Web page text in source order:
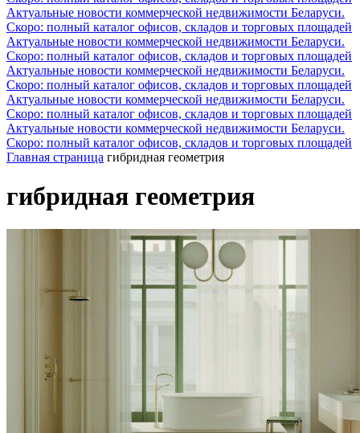
Актуальные новости коммерческой недвижимости Беларуси.
Скоро: полный каталог офисов, складов и торговых площадей
Актуальные новости коммерческой недвижимости Беларуси.
Скоро: полный каталог офисов, складов и торговых площадей
Актуальные новости коммерческой недвижимости Беларуси.
Скоро: полный каталог офисов, складов и торговых площадей
Актуальные новости коммерческой недвижимости Беларуси.
Скоро: полный каталог офисов, складов и торговых площадей
Актуальные новости коммерческой недвижимости Беларуси.
Скоро: полный каталог офисов, складов и торговых площадей
Главная страница гибридная геометрия
гибридная геометрия